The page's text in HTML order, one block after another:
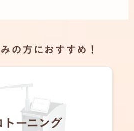
の方におすすめ！
トーニング